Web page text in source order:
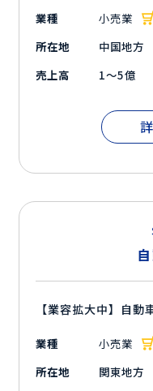
業種
小売業
所在地
中国地方
売上高
1～5億
【業容拡大中】自動
業種
小売業
所在地
関東地方